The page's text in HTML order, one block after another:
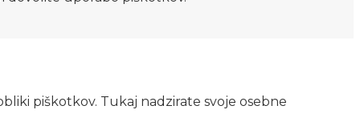
piškotkov. Tukaj nadzirate svoje osebne